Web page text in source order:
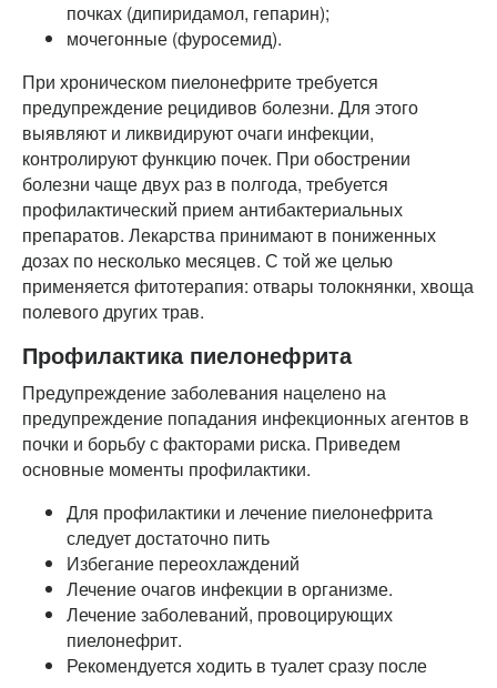
почках (дипиридамол, гепарин);
мочегонные (фуросемид).
При хроническом пиелонефрите требуется
предупреждение рецидивов болезни. Для этого
выявляют и ликвидируют очаги инфекции,
контролируют функцию почек. При обострении
болезни чаще двух раз в полгода, требуется
профилактический прием антибактериальных
препаратов. Лекарства принимают в пониженных
дозах по несколько месяцев. С той же целью
применяется фитотерапия: отвары толокнянки, хвоща
полевого других трав.
Профилактика пиелонефрита
Предупреждение заболевания нацелено на
предупреждение попадания инфекционных агентов в
почки и борьбу с факторами риска. Приведем
основные моменты профилактики.
Для профилактики и лечение пиелонефрита
следует достаточно пить
Избегание переохлаждений
Лечение очагов инфекции в организме.
Лечение заболеваний, провоцирующих
пиелонефрит.
Рекомендуется ходить в туалет сразу после